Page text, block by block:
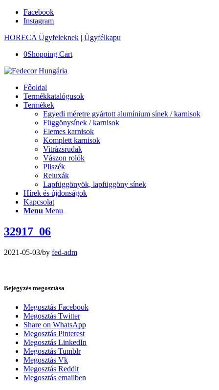
Facebook
Instagram
HORECA Ügyfeleknek | Ügyfélkapu
0Shopping Cart
Főoldal
Termékkatalógusok
Termékek
Egyedi méretre gyártott alumínium sínek / karnisok
Függönysínek / karnisok
Elemes karnisok
Komplett karnisok
Vitrázsrudak
Vászon rolók
Pliszék
Reluxák
Lapfüggönyök, lapfüggöny sínek
Hírek és újdonságok
Kapcsolat
Menu Menu
32917_06
2021-05-03/by fed-adm
Bejegyzés megosztása
Megosztás Facebook
Megosztás Twitter
Share on WhatsApp
Megosztás Pinterest
Megosztás LinkedIn
Megosztás Tumblr
Megosztás Vk
Megosztás Reddit
Megosztás emailben